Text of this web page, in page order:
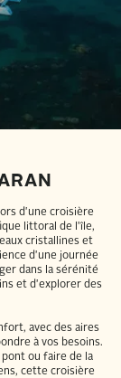
d'une croisière
littoral de l'île,
cristallines et
d'une journée
dans la sérénité
et d'explorer des
avec des aires
à vos besoins.
ou faire de la
cette croisière